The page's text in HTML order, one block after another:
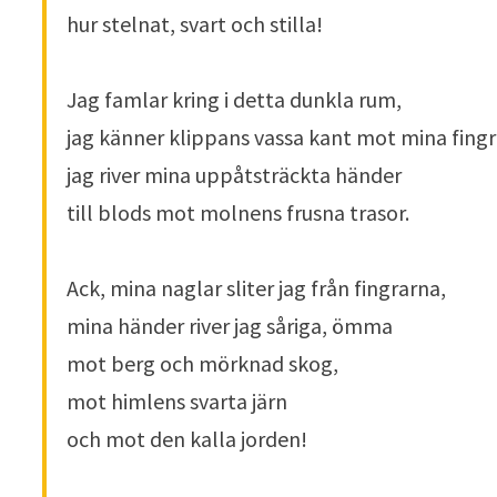
hur stelnat, svart och stilla!
Jag famlar kring i detta dunkla rum,
jag känner klippans vassa kant mot mina
jag river mina uppåtsträckta händer
till blods mot molnens frusna trasor.
Ack, mina naglar sliter jag från fingrarna,
mina händer river jag såriga, ömma
mot berg och mörknad skog,
mot himlens svarta järn
och mot den kalla jorden!